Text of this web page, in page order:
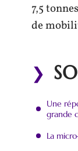
7,5
de
Une
grande
La